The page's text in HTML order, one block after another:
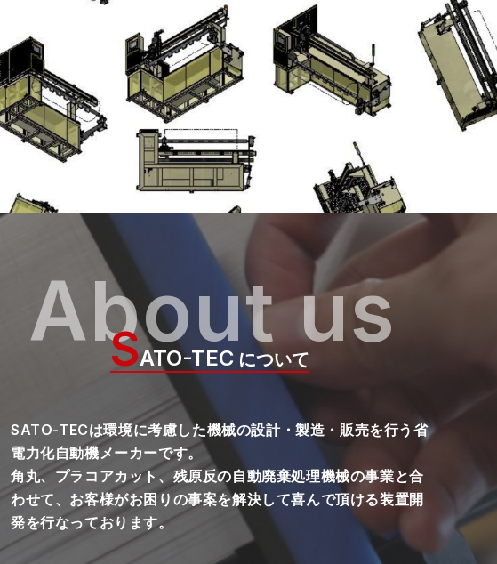
SATO-TECについて
About us
SATO-TECは環境に考慮した機械の設計・製造・販売を行う省
電力化自動機メーカーです。
角丸、プラコアカット、残原反の自動廃棄処理機械の事業と合
わせて、お客様がお困りの事案を解決して喜んで頂ける装置開
発を行なっております。